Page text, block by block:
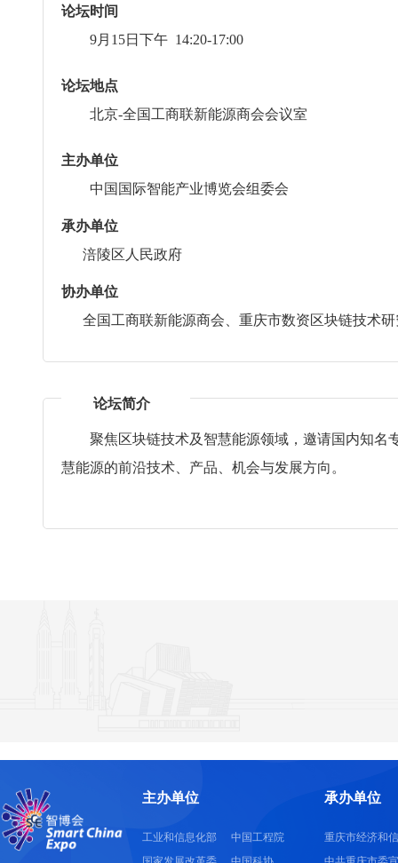
论坛时间
9月15日下午 14:20-17:00
论坛地点
北京-全国工商联新能源商会会议室
主办单位
中国国际智能产业博览会组委会
承办单位
涪陵区人民政府
协办单位
全国工商联新能源商会、重庆市数资区块链技术研
论坛简介
聚焦区块链技术及智慧能源领域，邀请国内知名
慧能源的前沿技术、产品、机会与发展方向。
主办单位
工业和信息化部
国家发展改革委
中国工程院
中国科协
承办单位
重庆市经济和
中共重庆市委